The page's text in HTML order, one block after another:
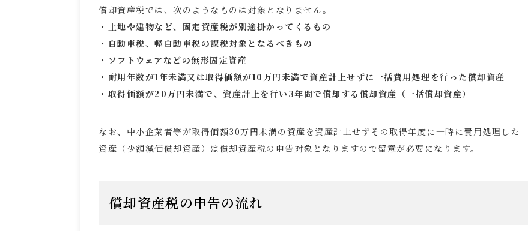
償却資産税では、次のようなものは対象となりません。
・土地や建物など、固定資産税が別途掛かってくるもの
・自動車税、軽自動車税の課税対象となるべきもの
・ソフトウェアなどの無形固定資産
・耐用年数が1年未満又は取得価額が10万円未満で資産計上せずに一括費用処理を行った償却資産
・取得価額が20万円未満で、資産計上を行い3年間で償却する償却資産（一括償却資産）
なお、中小企業者等が取得価額30万円未満の資産を資産計上せずその取得年度に一時に費用処理した
資産（少額減価償却資産）は償却資産税の申告対象となりますので留意が必要になります。
償却資産税の申告の流れ